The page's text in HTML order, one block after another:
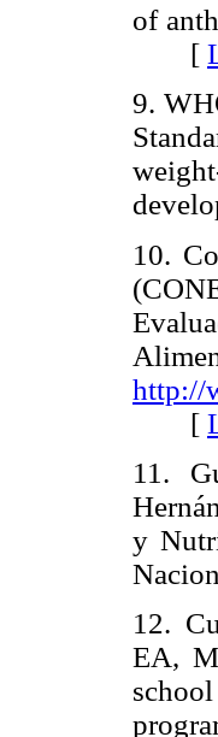
of
[
9.
10.
http://
[
11.
y
12.
EA,